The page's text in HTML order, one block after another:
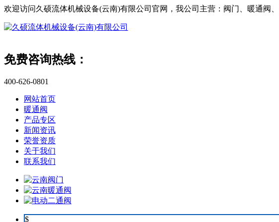
欢迎访问久硕流体机械设备(云南)有限公司官网，我公司主营：阀门、暖通阀
免费咨询热线：
400-626-0801
网站首页
暖通阀
产品专区
新闻资讯
荣誉资质
关于我们
联系我们
$